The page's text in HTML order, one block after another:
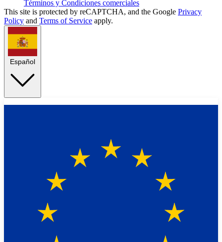
Términos y Condiciones comerciales
This site is protected by reCAPTCHA, and the Google Privacy
Policy and Terms of Service apply.
Español